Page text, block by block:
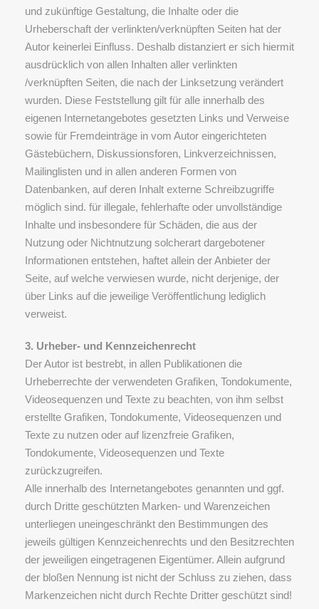
und zukünftige Gestaltung, die Inhalte oder die
Urheberschaft der verlinkten/verknüpften Seiten hat der
Autor keinerlei Einfluss. Deshalb distanziert er sich hiermit
ausdrücklich von allen Inhalten aller verlinkten
/verknüpften Seiten, die nach der Linksetzung verändert
wurden. Diese Feststellung gilt für alle innerhalb des
eigenen Internetangebotes gesetzten Links und Verweise
sowie für Fremdeinträge in vom Autor eingerichteten
Gästebüchern, Diskussionsforen, Linkverzeichnissen,
Mailinglisten und in allen anderen Formen von
Datenbanken, auf deren Inhalt externe Schreibzugriffe
möglich sind. für illegale, fehlerhafte oder unvollständige
Inhalte und insbesondere für Schäden, die aus der
Nutzung oder Nichtnutzung solcherart dargebotener
Informationen entstehen, haftet allein der Anbieter der
Seite, auf welche verwiesen wurde, nicht derjenige, der
über Links auf die jeweilige Veröffentlichung lediglich
verweist.
3. Urheber- und Kennzeichenrecht
Der Autor ist bestrebt, in allen Publikationen die
Urheberrechte der verwendeten Grafiken, Tondokumente,
Videosequenzen und Texte zu beachten, von ihm selbst
erstellte Grafiken, Tondokumente, Videosequenzen und
Texte zu nutzen oder auf lizenzfreie Grafiken,
Tondokumente, Videosequenzen und Texte
zurückzugreifen.
Alle innerhalb des Internetangebotes genannten und ggf.
durch Dritte geschützten Marken- und Warenzeichen
unterliegen uneingeschränkt den Bestimmungen des
jeweils gültigen Kennzeichenrechts und den Besitzrechten
der jeweiligen eingetragenen Eigentümer. Allein aufgrund
der bloßen Nennung ist nicht der Schluss zu ziehen, dass
Markenzeichen nicht durch Rechte Dritter geschützt sind!